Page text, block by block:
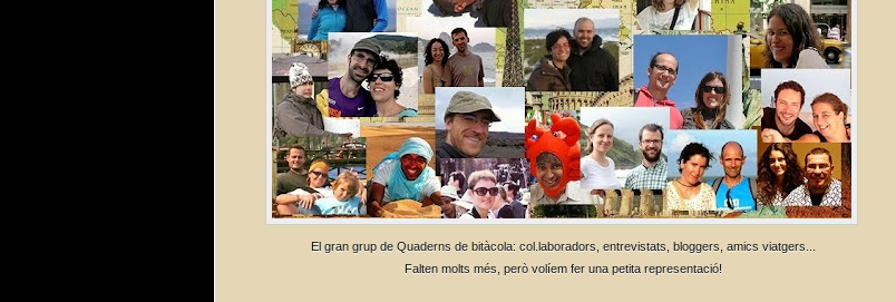
El gran grup de Quaderns de bitàcola: col.laboradors, entrevistats, bloggers, amics viatgers...
Falten molts més, però volíem fer una petita representació!